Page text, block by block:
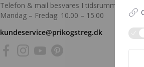
Telefon & mail besvares I tidsrummet:
Mandag – Fredag: 10.00 – 15.00
kundeservice@prikogstreg.dk